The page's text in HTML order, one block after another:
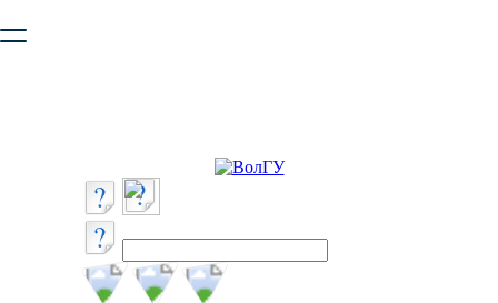
безопасную работу с сайтом. Пожалуйста